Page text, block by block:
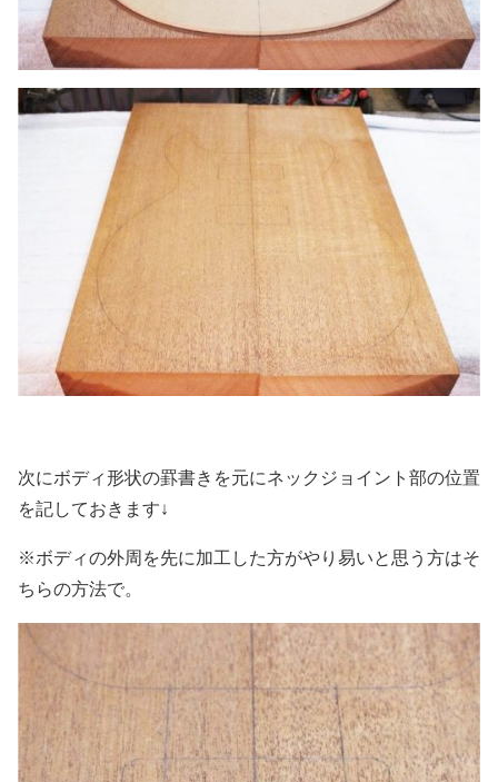
次にボディ形状の罫書きを元にネックジョイント部の位置
を記しておきます↓
※ボディの外周を先に加工した方がやり易いと思う方はそ
ちらの方法で。